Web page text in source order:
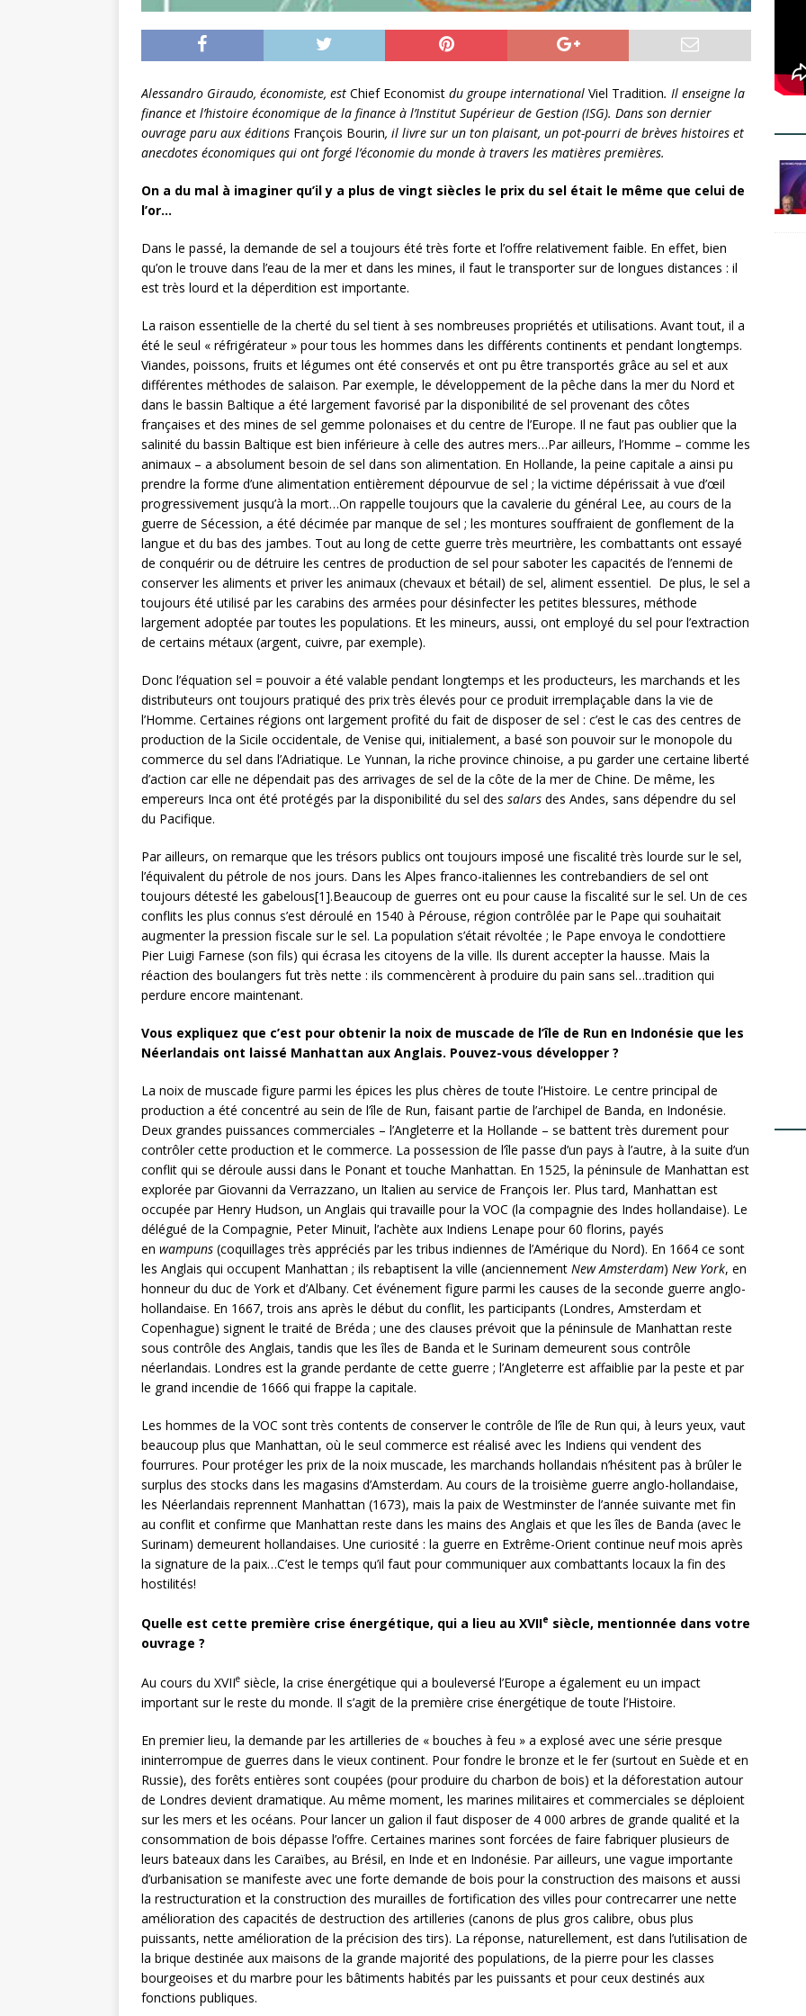
Alessandro Giraudo, économiste, est Chief Economist du groupe international Viel Tradition. Il enseigne la
finance et l’histoire économique de la finance à l’Institut Supérieur de Gestion (ISG). Dans son dernier
ouvrage paru aux éditions François Bourin, il livre sur un ton plaisant, un pot-pourri de brèves histoires et
anecdotes économiques qui ont forgé l’économie du monde à travers les matières premières.
On a du mal à imaginer qu’il y a plus de vingt siècles le prix du sel était le même que celui de
l’or…
Dans le passé, la demande de sel a toujours été très forte et l’offre relativement faible. En effet, bien
qu’on le trouve dans l’eau de la mer et dans les mines, il faut le transporter sur de longues distances : il
est très lourd et la déperdition est importante.
La raison essentielle de la cherté du sel tient à ses nombreuses propriétés et utilisations. Avant tout, il a
été le seul « réfrigérateur » pour tous les hommes dans les différents continents et pendant longtemps.
Viandes, poissons, fruits et légumes ont été conservés et ont pu être transportés grâce au sel et aux
différentes méthodes de salaison. Par exemple, le développement de la pêche dans la mer du Nord et
dans le bassin Baltique a été largement favorisé par la disponibilité de sel provenant des côtes
françaises et des mines de sel gemme polonaises et du centre de l’Europe. Il ne faut pas oublier que la
salinité du bassin Baltique est bien inférieure à celle des autres mers…Par ailleurs, l’Homme – comme les
animaux – a absolument besoin de sel dans son alimentation. En Hollande, la peine capitale a ainsi pu
prendre la forme d’une alimentation entièrement dépourvue de sel ; la victime dépérissait à vue d’œil
progressivement jusqu’à la mort…On rappelle toujours que la cavalerie du général Lee, au cours de la
guerre de Sécession, a été décimée par manque de sel ; les montures souffraient de gonflement de la
langue et du bas des jambes. Tout au long de cette guerre très meurtrière, les combattants ont essayé
de conquérir ou de détruire les centres de production de sel pour saboter les capacités de l’ennemi de
conserver les aliments et priver les animaux (chevaux et bétail) de sel, aliment essentiel. De plus, le sel a
toujours été utilisé par les carabins des armées pour désinfecter les petites blessures, méthode
largement adoptée par toutes les populations. Et les mineurs, aussi, ont employé du sel pour l’extraction
de certains métaux (argent, cuivre, par exemple).
Donc l’équation sel = pouvoir a été valable pendant longtemps et les producteurs, les marchands et les
distributeurs ont toujours pratiqué des prix très élevés pour ce produit irremplaçable dans la vie de
l’Homme. Certaines régions ont largement profité du fait de disposer de sel : c’est le cas des centres de
production de la Sicile occidentale, de Venise qui, initialement, a basé son pouvoir sur le monopole du
commerce du sel dans l’Adriatique. Le Yunnan, la riche province chinoise, a pu garder une certaine liberté
d’action car elle ne dépendait pas des arrivages de sel de la côte de la mer de Chine. De même, les
empereurs Inca ont été protégés par la disponibilité du sel des salars des Andes, sans dépendre du sel
du Pacifique.
Par ailleurs, on remarque que les trésors publics ont toujours imposé une fiscalité très lourde sur le sel,
l’équivalent du pétrole de nos jours. Dans les Alpes franco-italiennes les contrebandiers de sel ont
toujours détesté les gabelous[1].Beaucoup de guerres ont eu pour cause la fiscalité sur le sel. Un de ces
conflits les plus connus s’est déroulé en 1540 à Pérouse, région contrôlée par le Pape qui souhaitait
augmenter la pression fiscale sur le sel. La population s’était révoltée ; le Pape envoya le condottiere
Pier Luigi Farnese (son fils) qui écrasa les citoyens de la ville. Ils durent accepter la hausse. Mais la
réaction des boulangers fut très nette : ils commencèrent à produire du pain sans sel…tradition qui
perdure encore maintenant.
Vous expliquez que c’est pour obtenir la noix de muscade de l’île de Run en Indonésie que les
Néerlandais ont laissé Manhattan aux Anglais. Pouvez-vous développer ?
La noix de muscade figure parmi les épices les plus chères de toute l’Histoire. Le centre principal de
production a été concentré au sein de l’île de Run, faisant partie de l’archipel de Banda, en Indonésie.
Deux grandes puissances commerciales – l’Angleterre et la Hollande – se battent très durement pour
contrôler cette production et le commerce. La possession de l’île passe d’un pays à l’autre, à la suite d’un
conflit qui se déroule aussi dans le Ponant et touche Manhattan. En 1525, la péninsule de Manhattan est
explorée par Giovanni da Verrazzano, un Italien au service de François Ier. Plus tard, Manhattan est
occupée par Henry Hudson, un Anglais qui travaille pour la VOC (la compagnie des Indes hollandaise). Le
délégué de la Compagnie, Peter Minuit, l’achète aux Indiens Lenape pour 60 florins, payés
en wampuns (coquillages très appréciés par les tribus indiennes de l’Amérique du Nord). En 1664 ce sont
les Anglais qui occupent Manhattan ; ils rebaptisent la ville (anciennement New Amsterdam) New York, en
honneur du duc de York et d’Albany. Cet événement figure parmi les causes de la seconde guerre anglo-
hollandaise. En 1667, trois ans après le début du conflit, les participants (Londres, Amsterdam et
Copenhague) signent le traité de Bréda ; une des clauses prévoit que la péninsule de Manhattan reste
sous contrôle des Anglais, tandis que les îles de Banda et le Surinam demeurent sous contrôle
néerlandais. Londres est la grande perdante de cette guerre ; l’Angleterre est affaiblie par la peste et par
le grand incendie de 1666 qui frappe la capitale.
Les hommes de la VOC sont très contents de conserver le contrôle de l’île de Run qui, à leurs yeux, vaut
beaucoup plus que Manhattan, où le seul commerce est réalisé avec les Indiens qui vendent des
fourrures. Pour protéger les prix de la noix muscade, les marchands hollandais n’hésitent pas à brûler le
surplus des stocks dans les magasins d’Amsterdam. Au cours de la troisième guerre anglo-hollandaise,
les Néerlandais reprennent Manhattan (1673), mais la paix de Westminster de l’année suivante met fin
au conflit et confirme que Manhattan reste dans les mains des Anglais et que les îles de Banda (avec le
Surinam) demeurent hollandaises. Une curiosité : la guerre en Extrême-Orient continue neuf mois après
la signature de la paix…C’est le temps qu’il faut pour communiquer aux combattants locaux la fin des
hostilités!
Quelle est cette première crise énergétique, qui a lieu au XVIIe siècle, mentionnée dans votre
ouvrage ?
Au cours du XVIIe siècle, la crise énergétique qui a bouleversé l’Europe a également eu un impact
important sur le reste du monde. Il s’agit de la première crise énergétique de toute l’Histoire.
En premier lieu, la demande par les artilleries de « bouches à feu » a explosé avec une série presque
ininterrompue de guerres dans le vieux continent. Pour fondre le bronze et le fer (surtout en Suède et en
Russie), des forêts entières sont coupées (pour produire du charbon de bois) et la déforestation autour
de Londres devient dramatique. Au même moment, les marines militaires et commerciales se déploient
sur les mers et les océans. Pour lancer un galion il faut disposer de 4 000 arbres de grande qualité et la
consommation de bois dépasse l’offre. Certaines marines sont forcées de faire fabriquer plusieurs de
leurs bateaux dans les Caraïbes, au Brésil, en Inde et en Indonésie. Par ailleurs, une vague importante
d’urbanisation se manifeste avec une forte demande de bois pour la construction des maisons et aussi
la restructuration et la construction des murailles de fortification des villes pour contrecarrer une nette
amélioration des capacités de destruction des artilleries (canons de plus gros calibre, obus plus
puissants, nette amélioration de la précision des tirs). La réponse, naturellement, est dans l’utilisation de
la brique destinée aux maisons de la grande majorité des populations, de la pierre pour les classes
bourgeoises et du marbre pour les bâtiments habités par les puissants et pour ceux destinés aux
fonctions publiques.